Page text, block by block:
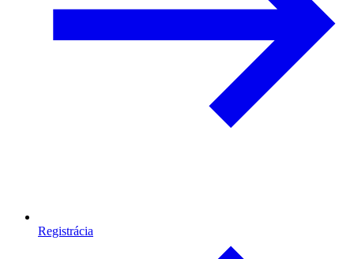
Registrácia